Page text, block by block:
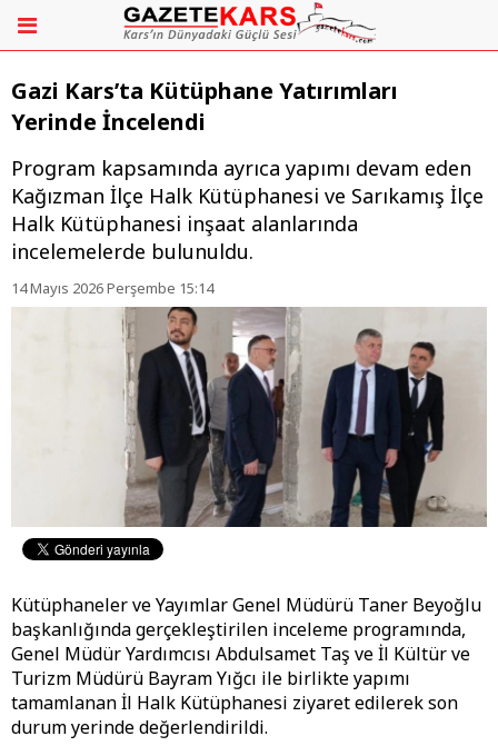
Gazi Kars’ta Kütüphane Yatırımları
Yerinde İncelendi
Program kapsamında ayrıca yapımı devam eden
Kağızman İlçe Halk Kütüphanesi ve Sarıkamış İlçe
Halk Kütüphanesi inşaat alanlarında
incelemelerde bulunuldu.
14 Mayıs 2026 Perşembe 15:14
Kütüphaneler ve Yayımlar Genel Müdürü Taner Beyoğlu
başkanlığında gerçekleştirilen inceleme programında,
Genel Müdür Yardımcısı Abdulsamet Taş ve İl Kültür ve
Turizm Müdürü Bayram Yığcı ile birlikte yapımı
tamamlanan İl Halk Kütüphanesi ziyaret edilerek son
durum yerinde değerlendirildi.